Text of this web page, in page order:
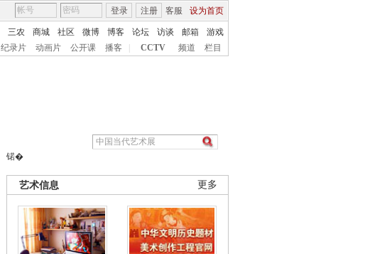
客服 设为首页
登录 注册
三农 商城 社区 微博 博客 论坛 访谈 邮箱
游戏
纪录片 动画片 公开课 播客 CCTV 频道 栏目
锘�
更多
艺术信息